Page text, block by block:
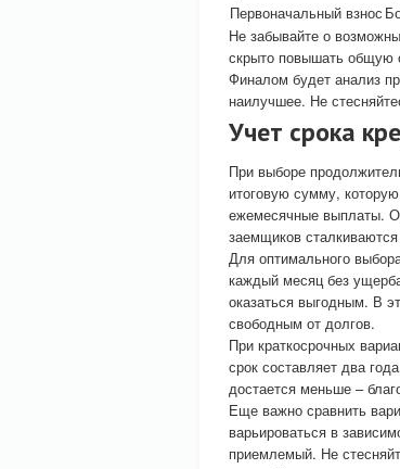
Первоначальный взнос
Не забывайте о
скрыто повышать общую
Финалом будет анализ
наилучшее. Не
Учет срока
При выборе
итоговую сумму,
ежемесячные выплаты.
заемщиков
Для оптимального
каждый месяц без
оказаться выгодным. В
свободным от долгов.
При краткосрочных
срок составляет два
достается меньше –
Еще важно сравнить
варьироваться в
приемлемый. Не